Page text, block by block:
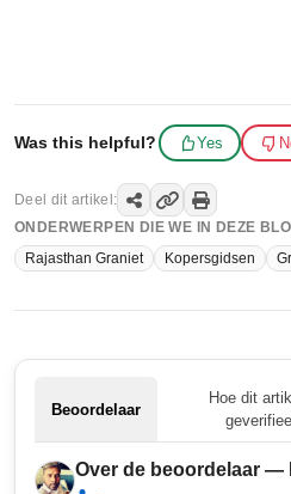
Was this helpful? Yes
Deel dit artikel:
ONDERWERPEN DIE WE IN DEZE
Rajasthan Graniet
Kopersgidsen
Beoordelaar
Hoe dit
Over de beoordelaar —